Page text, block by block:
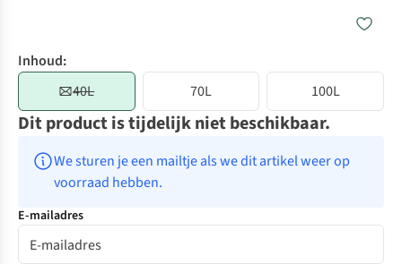
Inhoud:
40L
70L 100L
Dit product is tijdelijk niet beschikbaar.
We sturen je een mailtje als we dit artikel weer op
voorraad hebben.
E-mailadres